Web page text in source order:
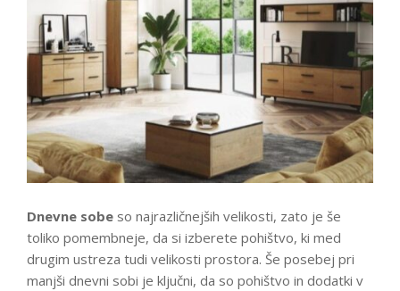
Dnevne sobe so najrazličnejših velikosti, zato je še
toliko pomembneje, da si izberete pohištvo, ki med
drugim ustreza tudi velikosti prostora. Še posebej pri
manjši dnevni sobi je ključni, da so pohištvo in dodatki v